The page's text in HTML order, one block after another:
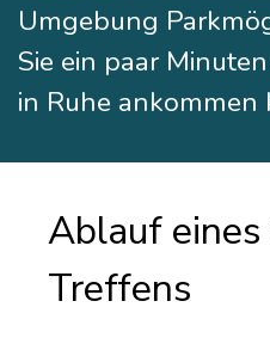
Umgebung
Sie ein paar
in Ruhe ankommen
Ablauf
Treffens